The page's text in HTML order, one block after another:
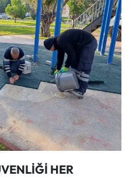
HER